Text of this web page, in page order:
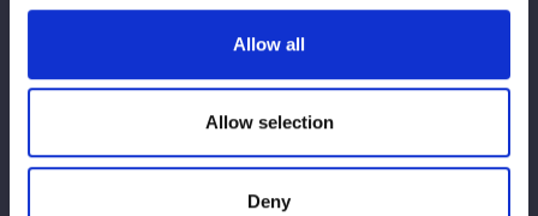
Allow all
Allow selection
Deny
WIN VS